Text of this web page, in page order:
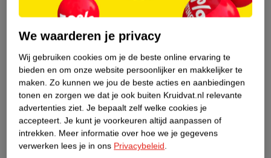
Etiketinformatie
Nature Impact Score
Rood (-) = hoge impact op het milieu.
Groen (+) = lage impact op het milieu.
Gebaseerd op wereldwijde
gemiddelden.
We waarderen je privacy
Wij gebruiken cookies om je de beste online ervaring te
bieden en om onze website persoonlijker en makkelijker te
maken. Zo kunnen we jou de beste acties en aanbiedingen
tonen en zorgen we dat je ook buiten Kruidvat.nl relevante
advertenties ziet. Je bepaalt zelf welke cookies je
accepteert. Je kunt je voorkeuren altijd aanpassen of
intrekken. Meer informatie over hoe we je gegevens
verwerken lees je in ons Privacybeleid.